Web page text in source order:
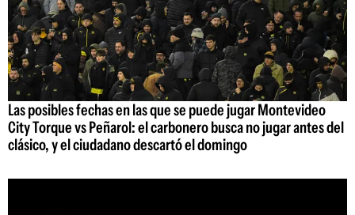
Las posibles fechas en las que se puede jugar Montevideo
City Torque vs Peñarol: el carbonero busca no jugar antes del
clásico, y el ciudadano descartó el domingo